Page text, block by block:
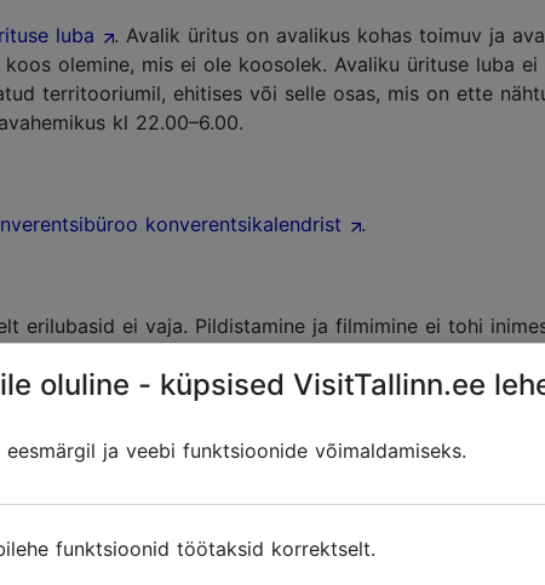
luba
. Avalik üritus on avalikus kohas toimuv ja
olemine, mis ei ole koosolek. Avaliku ürituse luba
territooriumil, ehitises või selle osas, mis on ette
kl 22.00–6.00.
konverentsikalendrist .
erilubasid ei vaja. Pildistamine ja filmimine ei tohi
taotleda juhul, kui avalikus
omanikult otse. Kommertskeskustes või
kohustuslik olla. Lendude kooskõlastamine ning
oluline - küpsised VisitTallinn.ee
ja veebi funktsioonide võimaldamiseks.
funktsioonid töötaksid korrektselt.